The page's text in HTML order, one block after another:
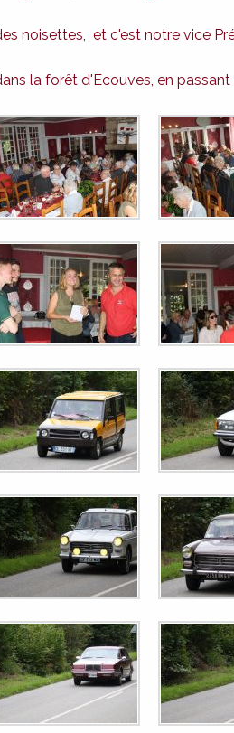
noisettes, et c'est notre vice
la forêt d'Ecouves, en